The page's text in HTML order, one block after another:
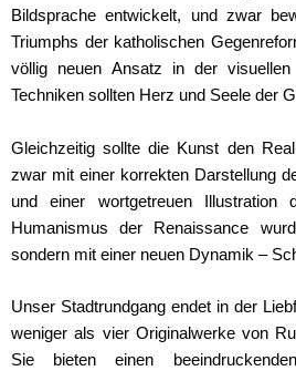
Bildsprache entwickelt, und zwar
Triumphs der katholischen
völlig neuen Ansatz in der visuellen
Techniken sollten Herz und Seele der
Gleichzeitig sollte die Kunst den
zwar mit einer korrekten Darstellung
und einer wortgetreuen Illustration
Humanismus der Renaissance
sondern mit einer neuen Dynamik –
Unser Stadtrundgang endet in der
weniger als vier Originalwerke von
Sie bieten einen